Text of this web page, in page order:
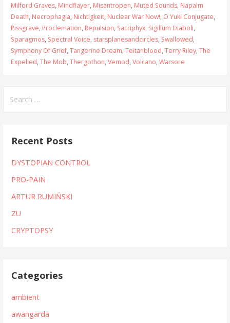
Milford Graves, Mindflayer, Misantropen, Muted Sounds, Napalm
Death, Necrophagia, Nichtigkeit, Nuclear War Now!, O Yuki Conjugate,
Pissgrave, Proclemation, Repulsion, Sacriphyx, Sigillum Diaboli,
Sparagmos, Spectral Voice, starsplanesandcircles, Swallowed,
Symphony Of Grief, Tangerine Dream, Teitanblood, Terry Riley, The
Expelled, The Mob, Thergothon, Vemod, Volcano, Warsore
for:
Recent Posts
DYSTOPIAN CONTROL
PRO-PAIN
ARTUR RUMIŃSKI
ZU
CRYPTOPSY
Categories
ambient
awangarda